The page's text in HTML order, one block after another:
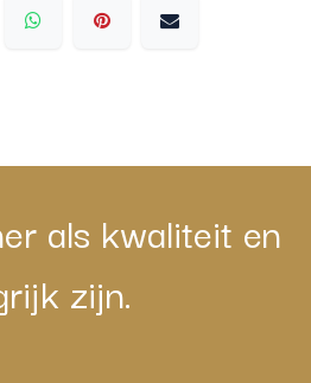
als kwaliteit en
zijn.